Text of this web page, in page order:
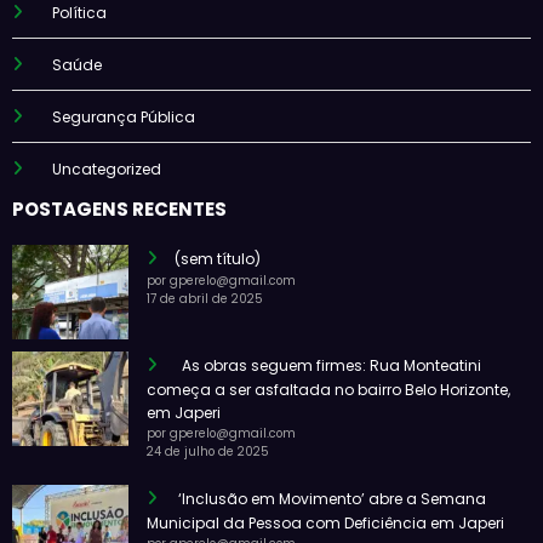
Política
Saúde
Segurança Pública
Uncategorized
POSTAGENS RECENTES
(sem título)
por gperelo@gmail.com
17 de abril de 2025
As obras seguem firmes: Rua Monteatini
começa a ser asfaltada no bairro Belo Horizonte,
em Japeri
por gperelo@gmail.com
24 de julho de 2025
‘Inclusão em Movimento’ abre a Semana
Municipal da Pessoa com Deficiência em Japeri